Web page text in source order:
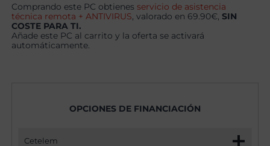
Comprando este PC obtienes servicio de asistencia
técnica remota + ANTIVIRUS , valorado en 69.90€,SIN
COSTE PARA TI.
Añade este PC al carrito y la oferta se activará
automáticamente.
OPCIONES DE FINANCIACIÓN
Cetelem